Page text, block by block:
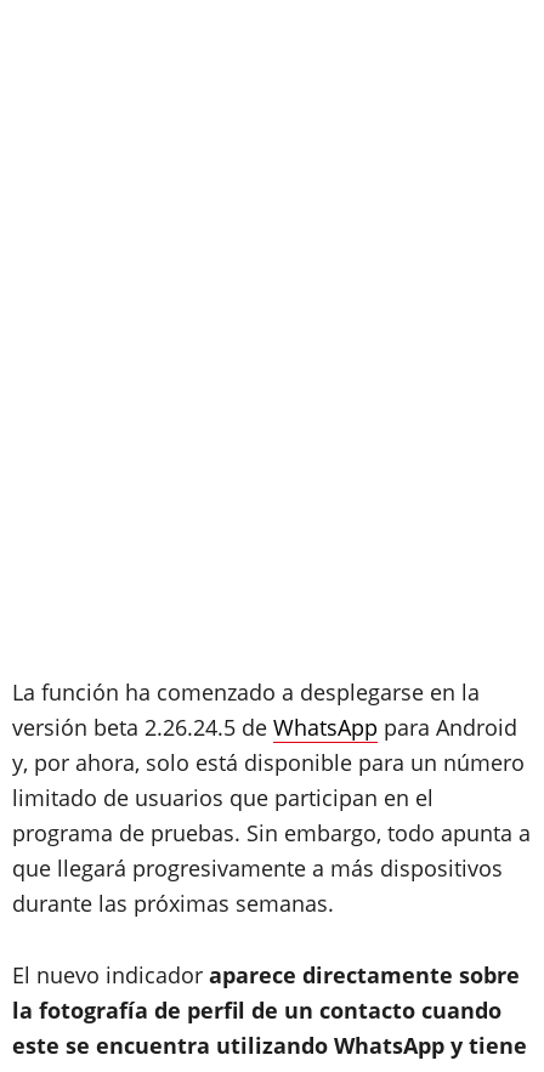
La función ha comenzado a desplegarse en la
versión beta 2.26.24.5 de WhatsApp para Android
y, por ahora, solo está disponible para un número
limitado de usuarios que participan en el
programa de pruebas. Sin embargo, todo apunta a
que llegará progresivamente a más dispositivos
durante las próximas semanas.
El nuevo indicador aparece directamente sobre
la fotografía de perfil de un contacto cuando
este se encuentra utilizando WhatsApp y tiene